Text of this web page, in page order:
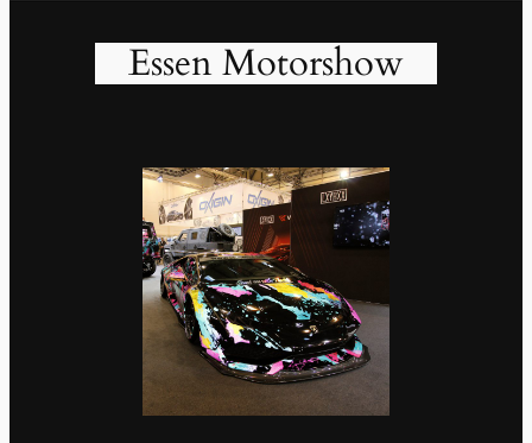
Essen Motorshow